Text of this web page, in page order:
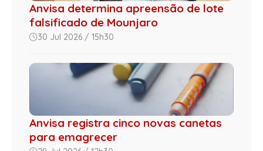
Anvisa determina apreensão de lote
falsificado de Mounjaro
30 Jul 2026 / 15h30
Anvisa registra cinco novas canetas
para emagrecer